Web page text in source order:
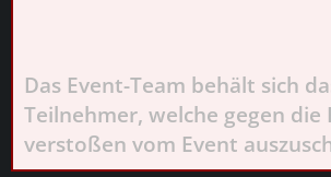
Das Event-Team behält sich
Teilnehmer, welche gegen die
verstoßen vom Event